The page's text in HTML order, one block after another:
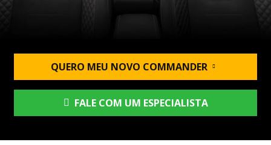
QUERO MEU NOVO COMMANDER
FALE COM UM ESPECIALISTA